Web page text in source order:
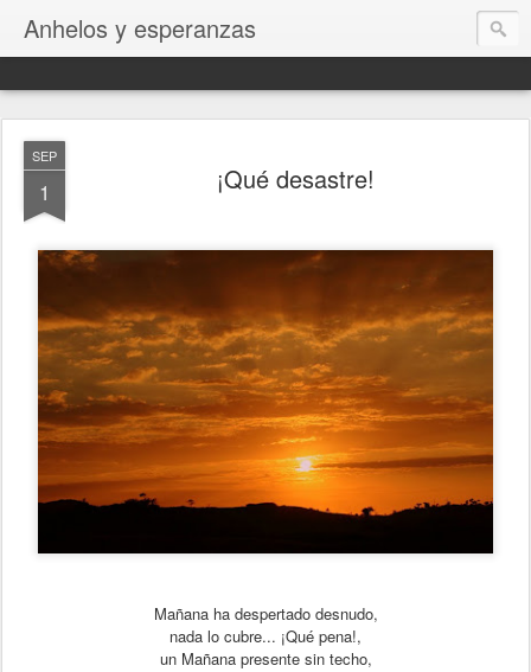
Anhelos y esperanzas
SEP
1 ¡Qué desastre!
Mañana ha despertado desnudo,
nada lo cubre... ¡Qué pena!,
un Mañana presente sin techo,